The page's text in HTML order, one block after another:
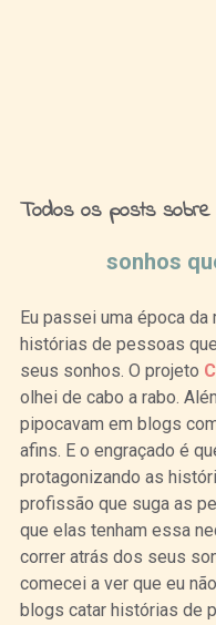
Todos os posts sobre
sonhos
Eu passei uma época
histórias de pessoas
seus sonhos. O projeto
olhei de cabo a rabo.
pipocavam em blogs
afins. E o engraçado é
protagonizando as
profissão que suga as
que elas tenham essa
correr atrás dos seus
comecei a ver que eu
blogs catar histórias de